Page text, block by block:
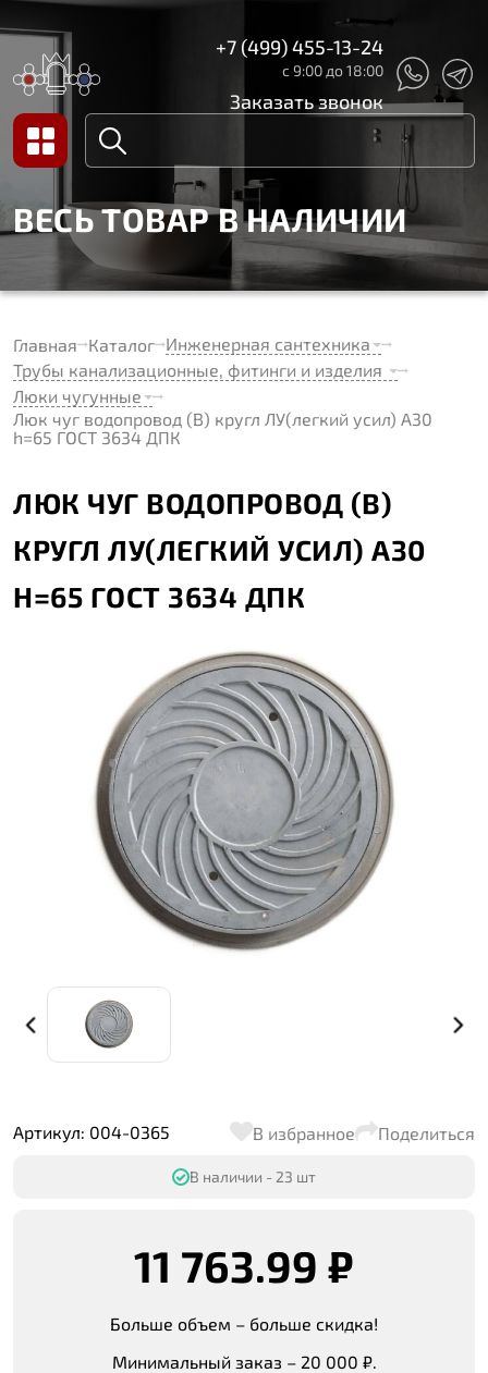
+7 (499) 455-13-24
с 9:00 до 18:00
Заказать звонок
ВЕСЬ ТОВАР В НАЛИЧИИ
Главная Каталог Инженерная сантехника
Трубы канализационные, фитинги и изделия
Люки чугунные
Люк чуг водопровод (В) кругл ЛУ(легкий усил) А30
h=65 ГОСТ 3634 ДПК
ЛЮК ЧУГ ВОДОПРОВОД (В)
КРУГЛ ЛУ(ЛЕГКИЙ УСИЛ) А30
H=65 ГОСТ 3634 ДПК
Артикул: 004-0365 В избранное Поделиться
В наличии - 23 шт
11 763.99 ₽
Больше объем – больше скидка!
Минимальный заказ – 20 000 ₽.